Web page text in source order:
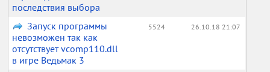
последствия выбора
Запуск программы
невозможен так как
отсутствует vcomp110.dll
в игре Ведьмак 3
5524 26.10.18 21:07